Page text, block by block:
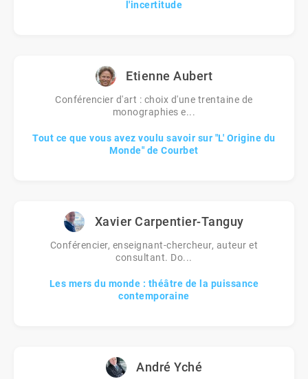
l'incertitude
Etienne Aubert
Conférencier d'art : choix d'une trentaine de
monographies e...
Tout ce que vous avez voulu savoir sur "L' Origine du
Monde" de Courbet
Xavier Carpentier-Tanguy
Conférencier, enseignant-chercheur, auteur et
consultant. Do...
Les mers du monde : théâtre de la puissance
contemporaine
André Yché